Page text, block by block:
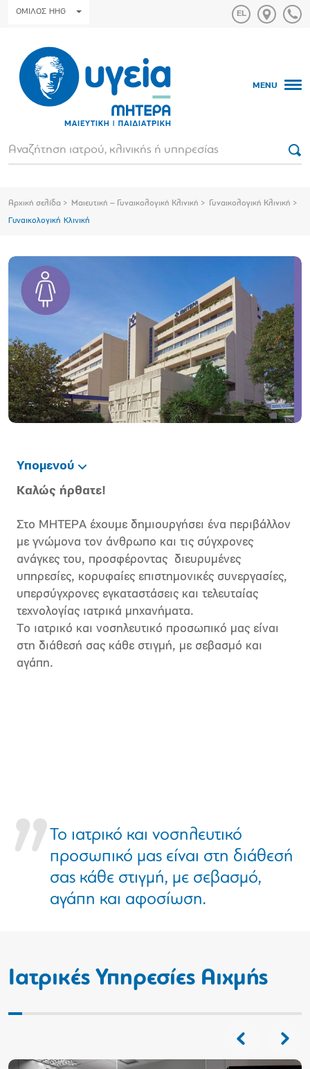
ΟΜΙΛΟΣ HHG
MENU
Αρχική σελίδα Μαιευτική – Γυναικολογική Κλινική Γυναικολογική Κλινική
Γυναικολογική Κλινική
Υπομενού
Καλώς ήρθατε!
Στο ΜΗΤΕΡΑ έχουμε δημιουργήσει ένα περιβάλλον
με γνώμονα τον άνθρωπο και τις σύγχρονες
ανάγκες του, προσφέροντας διευρυμένες
υπηρεσίες, κορυφαίες επιστημονικές συνεργασίες,
υπερσύγχρονες εγκαταστάσεις και τελευταίας
τεχνολογίας ιατρικά μηχανήματα.
Το ιατρικό και νοσηλευτικό προσωπικό μας είναι
στη διάθεσή σας κάθε στιγμή, με σεβασμό και
αγάπη.
Το ιατρικό και νοσηλευτικό
προσωπικό μας είναι στη διάθεσή
σας κάθε στιγμή, με σεβασμό,
αγάπη και αφοσίωση.
Ιατρικές Υπηρεσίες Αιχμής